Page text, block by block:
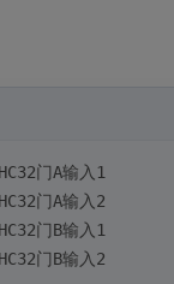
门A输入1
门A输入2
门B输入1
门B输入2